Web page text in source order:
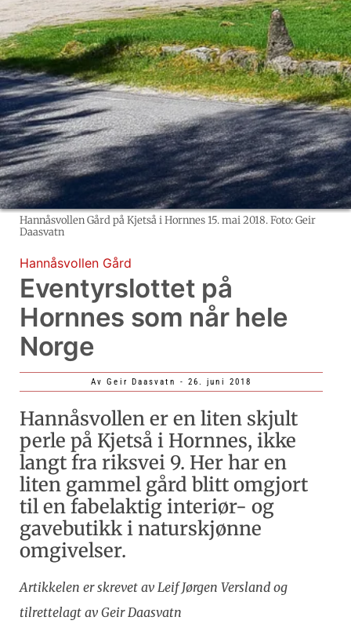
Hannåsvollen Gård på Kjetså i Hornnes 15. mai 2018. Foto: Geir
Daasvatn
Hannåsvollen Gård
Eventyrslottet på
Hornnes som når hele
Norge
Av Geir Daasvatn - 26. juni 2018
Hannåsvollen er en liten skjult
perle på Kjetså i Hornnes, ikke
langt fra riksvei 9. Her har en
liten gammel gård blitt omgjort
til en fabelaktig interiør- og
gavebutikk i naturskjønne
omgivelser.
Artikkelen er skrevet av Leif Jørgen Versland og
tilrettelagt av Geir Daasvatn